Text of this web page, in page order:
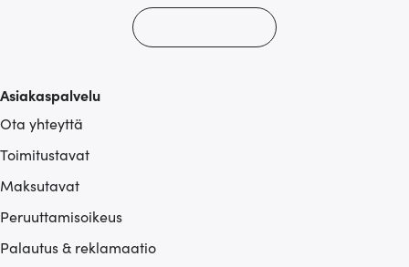
Asiakaspalvelu
Ota yhteyttä
Toimitustavat
Maksutavat
Peruuttamisoikeus
Palautus & reklamaatio